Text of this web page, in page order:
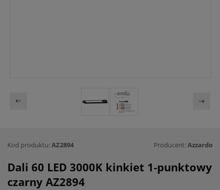
Kod produktu:AZ2894 Producent:Azzardo
Dali 60 LED 3000K kinkiet 1-punktowy
czarny AZ2894